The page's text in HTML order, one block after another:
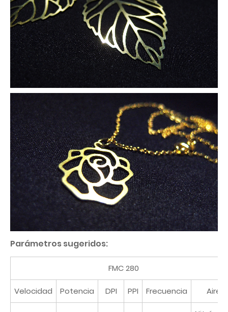
Parámetros sugeridos:
FMC 280
Velocidad Potencia DPI PPI Frecuencia Aire